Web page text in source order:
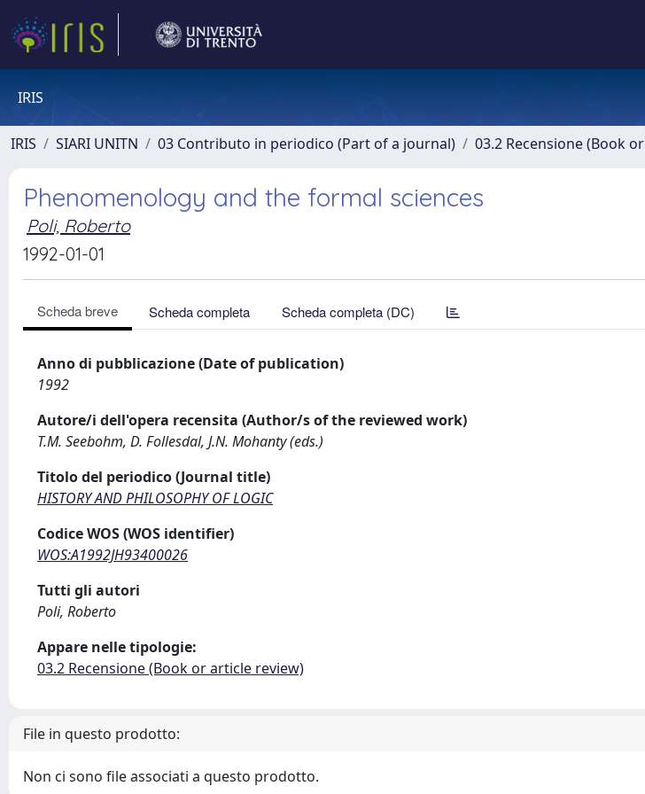
IRIS
IRIS SIARI UNITN 03 Contributo in periodico (Part of a journal) 03.2 Recensione (Book
Phenomenology and the formal sciences
Poli, Roberto
1992-01-01
Scheda breve Scheda completa Scheda completa (DC)
Anno di pubblicazione (Date of publication)
1992
Autore/i dell'opera recensita (Author/s of the reviewed work)
T.M. Seebohm, D. Follesdal, J.N. Mohanty (eds.)
Titolo del periodico (Journal title)
HISTORY AND PHILOSOPHY OF LOGIC
Codice WOS (WOS identifier)
WOS:A1992JH93400026
Tutti gli autori
Poli, Roberto
Appare nelle tipologie:
03.2 Recensione (Book or article review)
File in questo prodotto:
Non ci sono file associati a questo prodotto.